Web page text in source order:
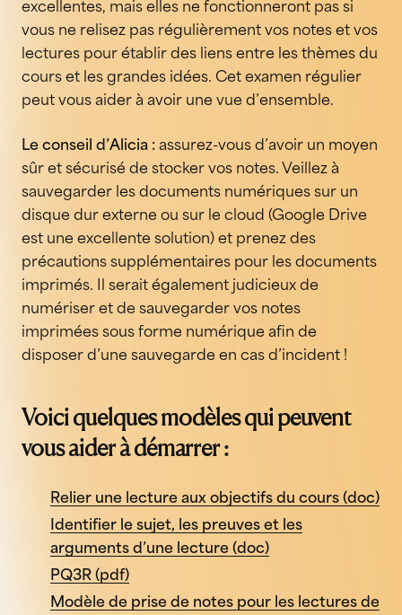
excellentes, mais elles ne fonctionneront pas si
vous ne relisez pas régulièrement vos notes et vos
lectures pour établir des liens entre les thèmes du
cours et les grandes idées. Cet examen régulier
peut vous aider à avoir une vue d’ensemble.
Le conseil d’Alicia : assurez-vous d’avoir un moyen
sûr et sécurisé de stocker vos notes. Veillez à
sauvegarder les documents numériques sur un
disque dur externe ou sur le cloud (Google Drive
est une excellente solution) et prenez des
précautions supplémentaires pour les documents
imprimés. Il serait également judicieux de
numériser et de sauvegarder vos notes
imprimées sous forme numérique afin de
disposer d’une sauvegarde en cas d’incident !
Voici quelques modèles qui peuvent
vous aider à démarrer :
Relier une lecture aux objectifs du cours (doc)
Identifier le sujet, les preuves et les
arguments d’une lecture (doc)
PQ3R (pdf)
Modèle de prise de notes pour les lectures de